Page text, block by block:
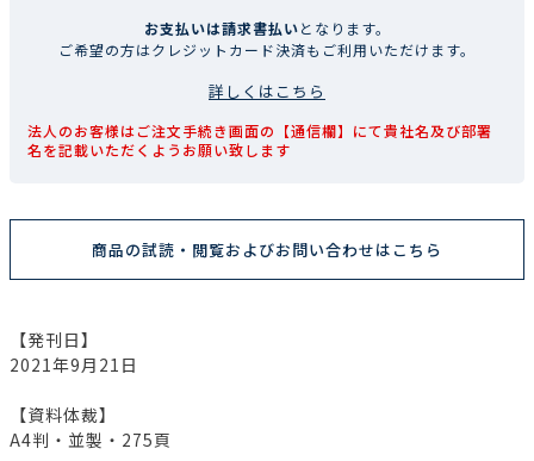
お支払いは請求書払いとなります。
ご希望の方はクレジットカード決済もご利用いただけます。
詳しくはこちら
法人のお客様はご注文手続き画面の【通信欄】にて貴社名及び部署
名を記載いただくようお願い致します
商品の試読・閲覧およびお問い合わせはこちら
【発刊日】
2021年9月21日
【資料体裁】
A4判・並製・275頁